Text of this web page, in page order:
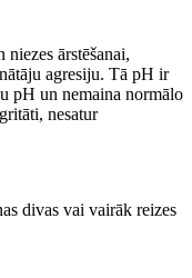
ārstēšanai,
agresiju. Tā pH ir
pH un nemaina normālo
nesatur
divas vai vairāk reizes